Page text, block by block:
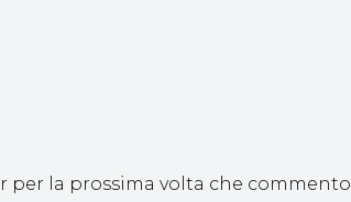
per la prossima volta che commento.